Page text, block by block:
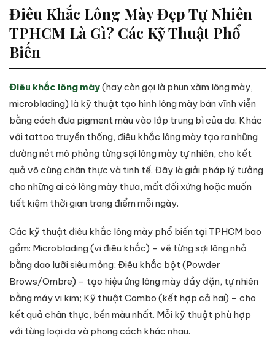
Điêu Khắc Lông Mày Đẹp Tự Nhiên
TPHCM Là Gì? Các Kỹ Thuật Phổ
Biến
Điêu khắc lông mày(hay còn gọi là phun xăm lông mày,
microblading) là kỹ thuật tạo hình lông mày bán vĩnh viễn
bằng cách đưa pigment màu vào lớp trung bì của da. Khác
với tattoo truyền thống, điêu khắc lông mày tạo ra những
đường nét mô phỏng từng sợi lông mày tự nhiên, cho kết
quả vô cùng chân thực và tinh tế. Đây là giải pháp lý tưởng
cho những ai có lông mày thưa, mất đối xứng hoặc muốn
tiết kiệm thời gian trang điểm mỗi ngày.
Các kỹ thuật điêu khắc lông mày phổ biến tại TPHCM bao
gồm: Microblading (vi điêu khắc) – vẽ từng sợi lông nhỏ
bằng dao lưỡi siêu mỏng; Điêu khắc bột (Powder
Brows/Ombre) – tạo hiệu ứng lông mày đầy đặn, tự nhiên
bằng máy vi kim; Kỹ thuật Combo (kết hợp cả hai) – cho
kết quả chân thực, bền màu nhất. Mỗi kỹ thuật phù hợp
với từng loại da và phong cách khác nhau.